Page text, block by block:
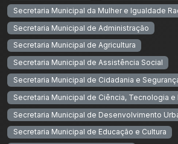
Secretaria Municipal da Mulher e Igualdade
Secretaria Municipal de Administração
Secretaria Municipal de Agricultura
Secretaria Municipal de Assistência Social
Secretaria Municipal de Cidadania e
Secretaria Municipal de Ciência, Tecnologia e
Secretaria Municipal de Desenvolvimento
Secretaria Municipal de Educação e Cultura